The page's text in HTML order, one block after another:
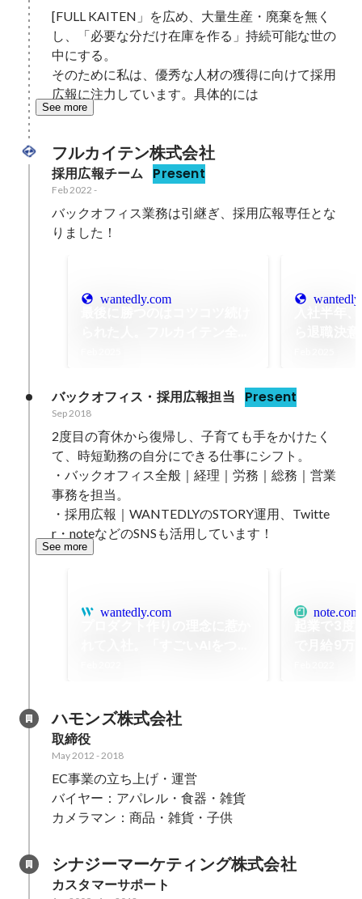
[FULL KAITEN」を広め、大量生産・廃棄を無く
し、「必要な分だけ在庫を作る」持続可能な世の
中にする。
そのために私は、優秀な人材の獲得に向けて採用
広報に注力しています。具体的には
See more
フルカイテン株式会社
採用広報チーム Present
Feb 2022 -
バックオフィス業務は引継ぎ、採用広報専任とな
りました！
wantedly.com
力
バックオフィス・採用広報担当 Present
Sep 2018
2度目の育休から復帰し、子育ても手をかけたく
て、時短勤務の自分にできる仕事にシフト。
・バックオフィス全般｜経理｜労務｜総務｜営業
事務を担当。
・採用広報｜WANTEDLYのSTORY運用、Twitte
r・noteなどのSNSも活用しています！
See more
wantedly.com note.com
ハモンズ株式会社
取締役
May 2012 - 2018
EC事業の立ち上げ・運営
バイヤー：アパレル・食器・雑貨
カメラマン：商品・雑貨・子供
シナジーマーケティング株式会社
カスタマーサポート